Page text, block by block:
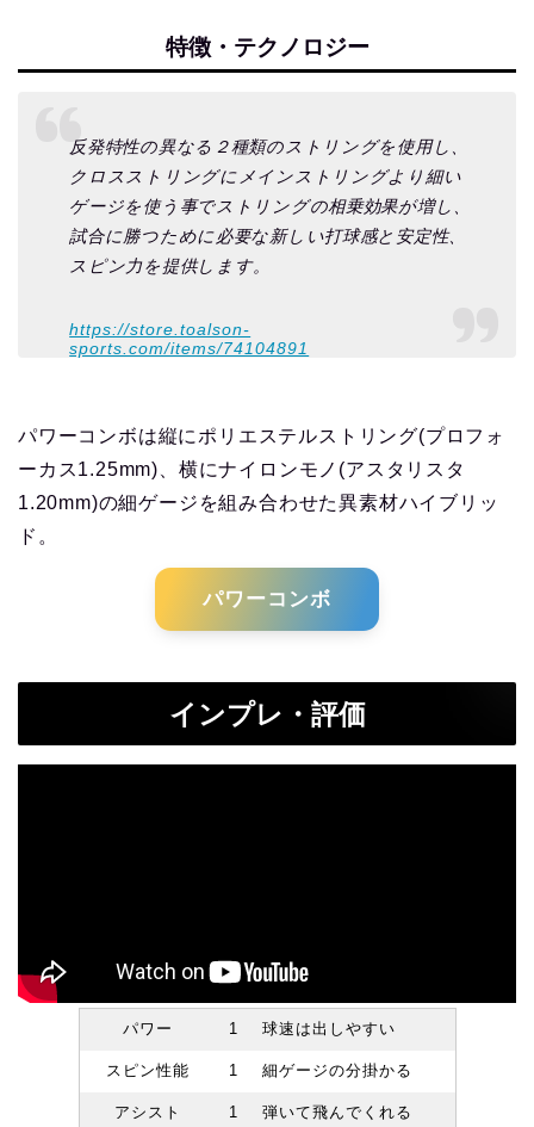
特徴・テクノロジー
反発特性の異なる２種類のストリングを使用し、
クロスストリングにメインストリングより細い
ゲージを使う事でストリングの相乗効果が増し、
試合に勝つために必要な新しい打球感と安定性、
スピン力を提供します。
https://store.toalson-
sports.com/items/74104891
パワーコンボは縦にポリエステルストリング(プロフォ
ーカス1.25mm)、横にナイロンモノ(アスタリスタ
1.20mm)の細ゲージを組み合わせた異素材ハイブリッ
ド。
パワーコンボ
インプレ・評価
パワー 1 球速は出しやすい
スピン性能 1 細ゲージの分掛かる
アシスト 1 弾いて飛んでくれる